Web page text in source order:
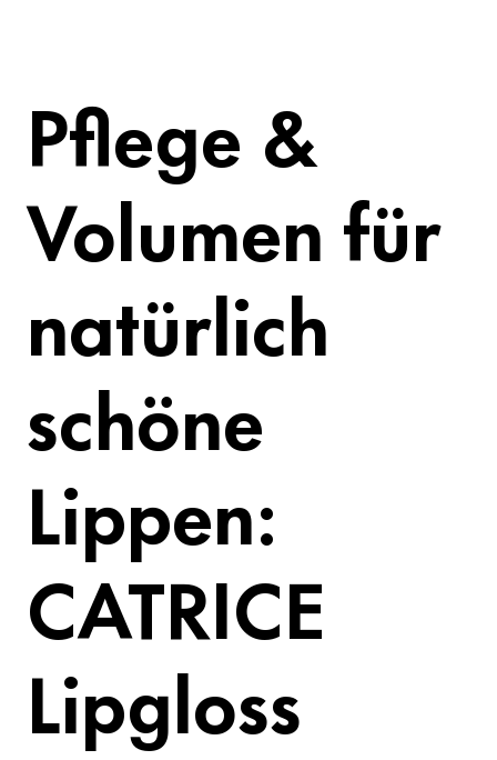
Pflege &
Volumen für
natürlich
schöne
Lippen:
CATRICE
Lipgloss